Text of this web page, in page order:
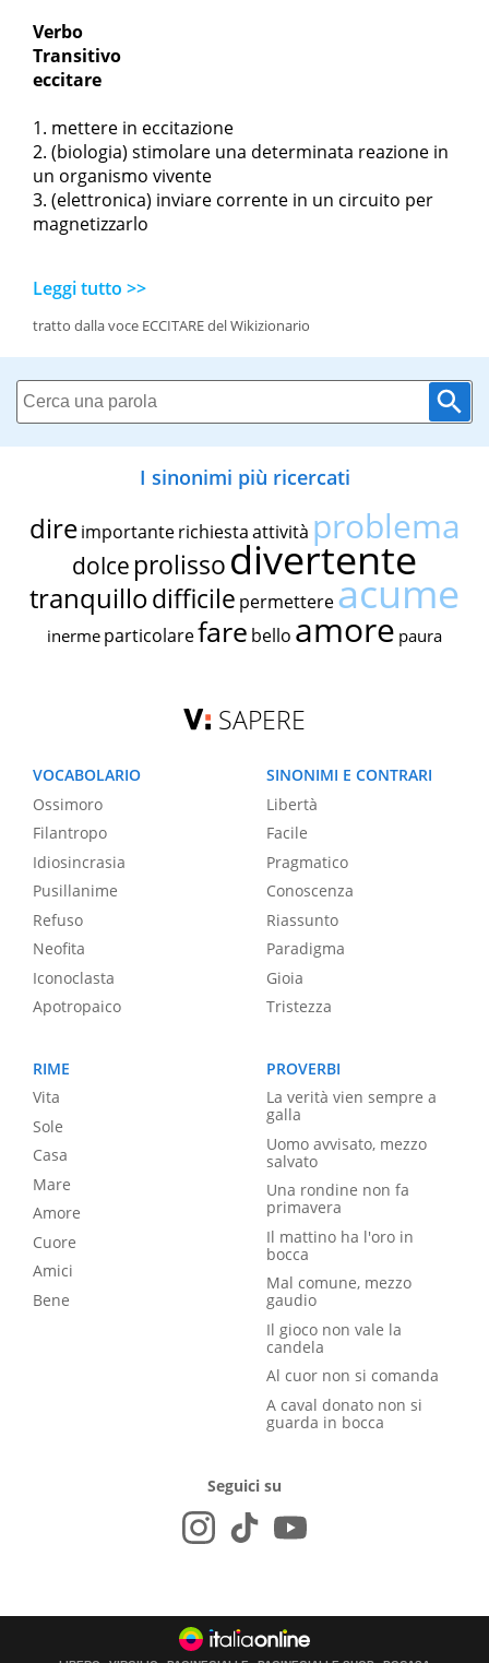
Verbo
Transitivo
eccitare
mettere in eccitazione
(biologia) stimolare una determinata reazione in
un organismo vivente
(elettronica) inviare corrente in un circuito per
magnetizzarlo
Leggi tutto >>
tratto dalla voce ECCITARE del Wikizionario
I sinonimi più ricercati
dire importante richiestaattività problema
dolce prolissodivertente
tranquillodifficile permettereacume
inerme particolarefare bello amore paura
SAPERE
VOCABOLARIO
Ossimoro
Filantropo
Idiosincrasia
Pusillanime
Refuso
Neofita
Iconoclasta
Apotropaico
SINONIMI E CONTRARI
Libertà
Facile
Pragmatico
Conoscenza
Riassunto
Paradigma
Gioia
Tristezza
RIME
Vita
Sole
Casa
Mare
Amore
Cuore
Amici
Bene
PROVERBI
La verità vien sempre a
galla
Uomo avvisato, mezzo
salvato
Una rondine non fa
primavera
Il mattino ha l'oro in
bocca
Mal comune, mezzo
gaudio
Il gioco non vale la
candela
Al cuor non si comanda
A caval donato non si
guarda in bocca
Seguici su